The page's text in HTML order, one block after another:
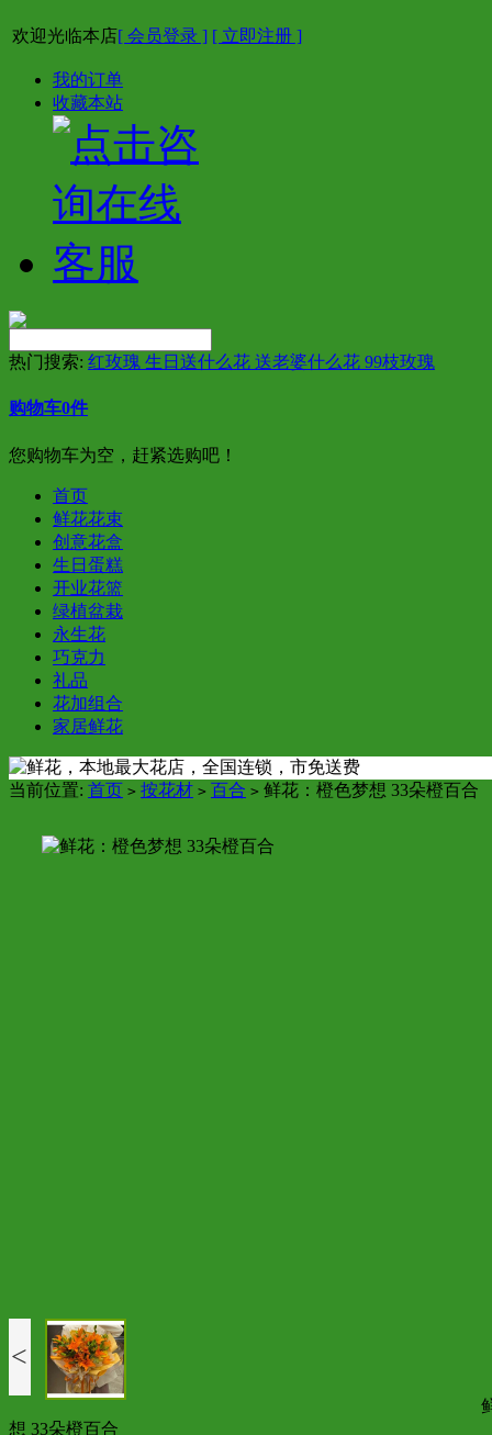
欢迎光临本店[ 会员登录 ] [ 立即注册 ]
我的订单
收藏本站
热门搜索: 红玫瑰 生日送什么花 送老婆什么花 99枝玫瑰
购物车0件
您购物车为空，赶紧选购吧！
首页
鲜花花束
创意花盒
生日蛋糕
开业花篮
绿植盆栽
永生花
巧克力
礼品
花加组合
家居鲜花
当前位置: 首页 > 按花材 > 百合 > 鲜花：橙色梦想 33朵橙百合
<
想 33朵橙百合